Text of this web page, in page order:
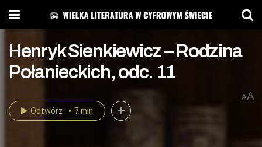
Henryk Sienkiewicz – Rodzina
Połanieckich, odc. 11
AA
Odtwórz 7 min